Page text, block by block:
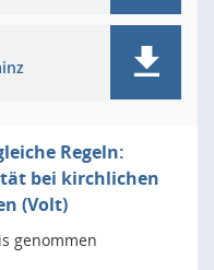
Regeln:
bei kirchlichen
(Volt)
genommen